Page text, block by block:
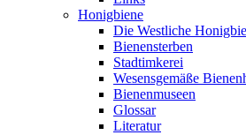
Honigbiene
Die Westliche
Bienensterben
Stadtimkerei
Wesensgemäße
Bienenmuseen
Glossar
Literatur